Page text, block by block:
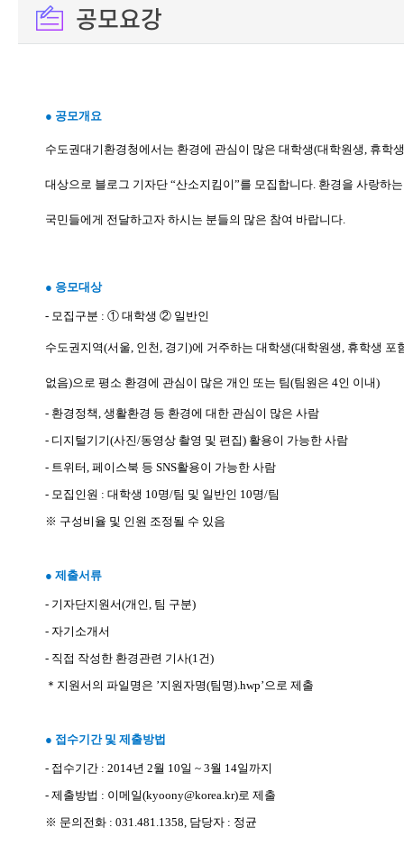
공모요강
● 공모개요
수도권대기환경청에서는 환경에 관심이 많은 대학생(대학원생, 휴학
대상으로 블로그 기자단 “산소지킴이”를 모집합니다. 환경을 사랑하
국민들에게 전달하고자 하시는 분들의 많은 참여 바랍니다.
● 응모대상
- 모집구분 : ① 대학생 ② 일반인
수도권지역(서울, 인천, 경기)에 거주하는 대학생(대학원생, 휴학생 포
없음)으로 평소 환경에 관심이 많은 개인 또는 팀(팀원은 4인 이내)
- 환경정책, 생활환경 등 환경에 대한 관심이 많은 사람
- 디지털기기(사진/동영상 촬영 및 편집) 활용이 가능한 사람
- 트위터, 페이스북 등 SNS활용이 가능한 사람
- 모집인원 : 대학생 10명/팀 및 일반인 10명/팀
※ 구성비율 및 인원 조정될 수 있음
● 제출서류
- 기자단지원서(개인, 팀 구분)
- 자기소개서
- 직접 작성한 환경관련 기사(1건)
＊ 지원서의 파일명은 ’지원자명(팀명).hwp’으로 제출
● 접수기간 및 제출방법
- 접수기간 : 2014년 2월 10일 ~ 3월 14일까지
- 제출방법 : 이메일(kyoony@korea.kr)로 제출
※ 문의전화 : 031.481.1358, 담당자 : 정균